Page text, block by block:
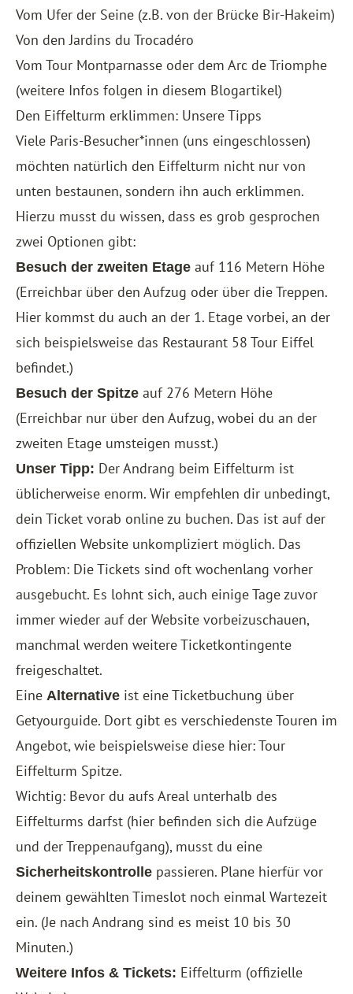
Vom Ufer der Seine (z.B. von der Brücke Bir-Hakeim)
Von den Jardins du Trocadéro
Vom Tour Montparnasse oder dem Arc de Triomphe
(weitere Infos folgen in diesem Blogartikel)
Den Eiffelturm erklimmen: Unsere Tipps
Viele Paris-Besucher*innen (uns eingeschlossen)
möchten natürlich den Eiffelturm nicht nur von
unten bestaunen, sondern ihn auch erklimmen.
Hierzu musst du wissen, dass es grob gesprochen
zwei Optionen gibt:
Besuch der zweiten Etage auf 116 Metern Höhe
(Erreichbar über den Aufzug oder über die Treppen.
Hier kommst du auch an der 1. Etage vorbei, an der
sich beispielsweise das Restaurant 58 Tour Eiffel
befindet.)
Besuch der Spitze auf 276 Metern Höhe
(Erreichbar nur über den Aufzug, wobei du an der
zweiten Etage umsteigen musst.)
Unser Tipp: Der Andrang beim Eiffelturm ist
üblicherweise enorm. Wir empfehlen dir unbedingt,
dein Ticket vorab online zu buchen. Das ist auf der
offiziellen Website unkompliziert möglich. Das
Problem: Die Tickets sind oft wochenlang vorher
ausgebucht. Es lohnt sich, auch einige Tage zuvor
immer wieder auf der Website vorbeizuschauen,
manchmal werden weitere Ticketkontingente
freigeschaltet.
Eine Alternative ist eine Ticketbuchung über
Getyourguide. Dort gibt es verschiedenste Touren im
Angebot, wie beispielsweise diese hier:Tour
Eiffelturm Spitze.
Wichtig: Bevor du aufs Areal unterhalb des
Eiffelturms darfst (hier befinden sich die Aufzüge
und der Treppenaufgang), musst du eine
Sicherheitskontrolle passieren. Plane hierfür vor
deinem gewählten Timeslot noch einmal Wartezeit
ein. (Je nach Andrang sind es meist 10 bis 30
Minuten.)
Weitere Infos & Tickets: Eiffelturm (offizielle